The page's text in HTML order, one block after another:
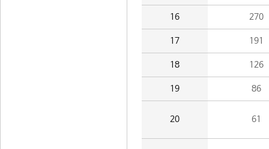
16 270
17 191
18 126
19 86
20 61